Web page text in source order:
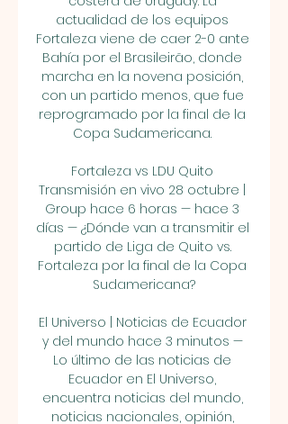
actualidad de los equipos
Fortaleza viene de caer 2-0 ante
Bahía por el Brasileirão, donde
marcha en la novena posición,
con un partido menos, que fue
reprogramado por la final de la
Copa Sudamericana.
Fortaleza vs LDU Quito
Transmisión en vivo 28 octubre |
Group hace 6 horas — hace 3
días — ¿Dónde van a transmitir el
partido de Liga de Quito vs.
Fortaleza por la final de la Copa
Sudamericana?
El Universo | Noticias de Ecuador
y del mundo hace 3 minutos —
Lo último de las noticias de
Ecuador en El Universo,
encuentra noticias del mundo,
noticias nacionales, opinión,